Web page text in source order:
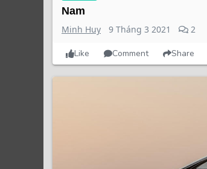
Nam
Minh Huy 9 Tháng 3 2021 2
Like Comment Share